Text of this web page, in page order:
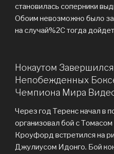
становилась соперники
Обоим невозможно было
на случай%2C тогда
Нокаутом
Непобежденных
Чемпиона Мира
Через год Теренс начал в
организовал бой с
Кроуфорд встретился на
Джулиусом Идонго. Бой